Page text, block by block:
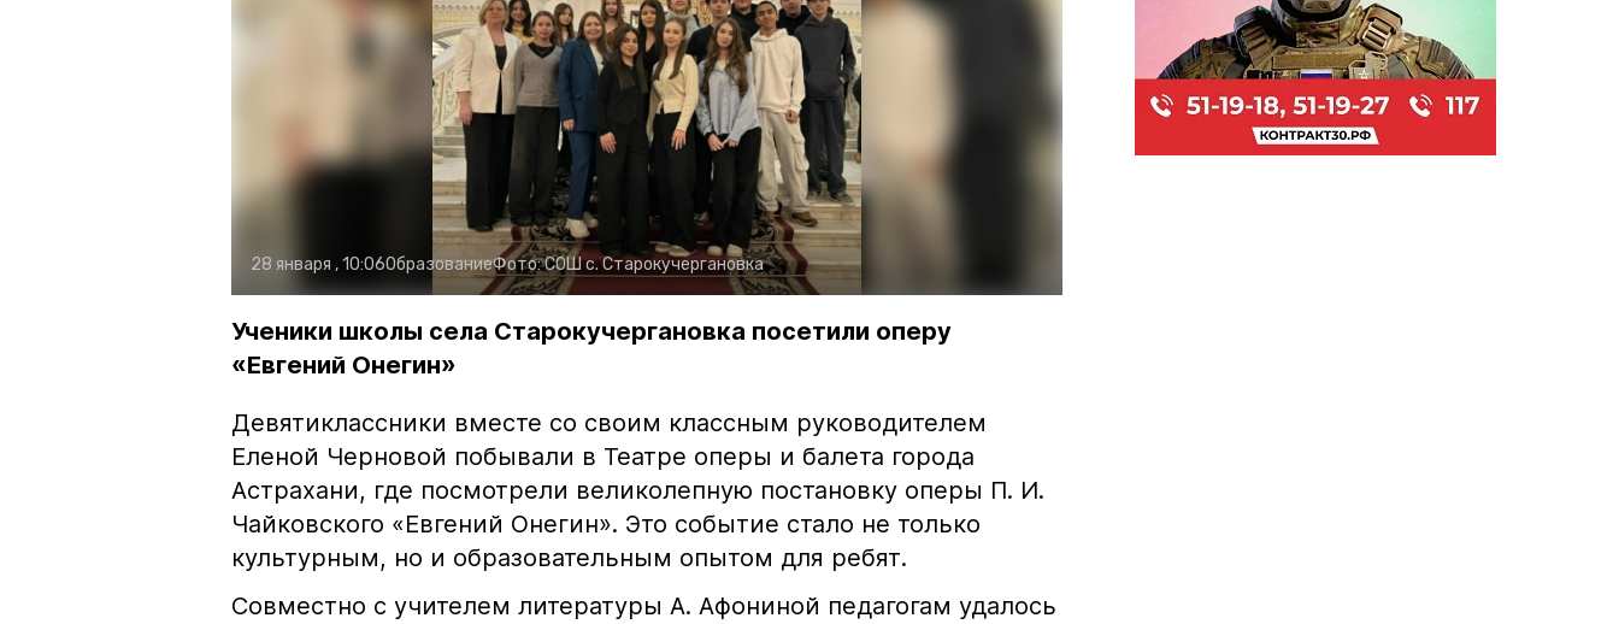
28 января , 10:06ОбразованиеФото:СОШ с. Старокучергановка
Ученики школы села Старокучергановка посетили оперу
«Евгений Онегин»
Девятиклассники вместе со своим классным руководителем
Еленой Черновой побывали в Театре оперы и балета города
Астрахани, где посмотрели великолепную постановку оперы П. И.
Чайковского «Евгений Онегин». Это событие стало не только
культурным, но и образовательным опытом для ребят.
Совместно с учителем литературы А. Афониной педагогам удалось